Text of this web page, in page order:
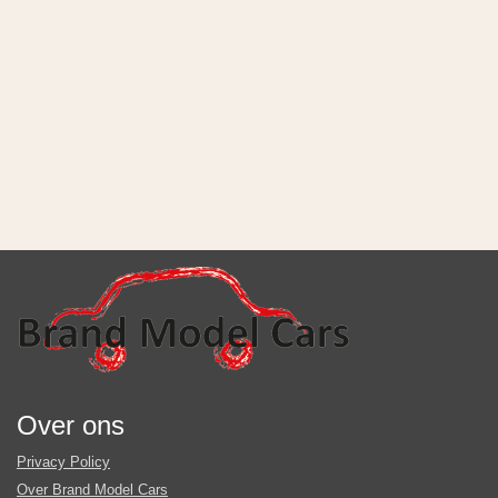
Over ons
Privacy Policy
Over Brand Model Cars